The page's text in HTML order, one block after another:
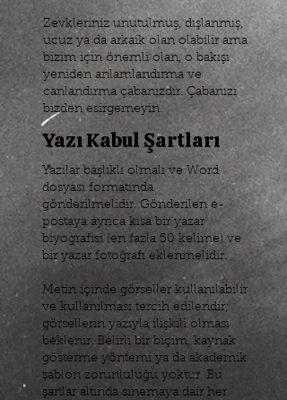
Zevkleriniz unutulmuş, dışlanmış,
ucuz ya da arkaik olan olabilir ama
bizim için önemli olan, o bakışı
yeniden anlamlandırma ve
canlandırma çabanızdır. Çabanızı
bizden esirgemeyin.
Yazı Kabul Şartları
Yazılar başlıklı olmalı ve Word
dosyası formatında
gönderilmelidir. Gönderilen e-
postaya ayrıca kısa bir yazar
biyografisi (en fazla 50 kelime) ve
bir yazar fotoğrafı eklenmelidir.
Metin içinde görseller kullanılabilir
ve kullanılması tercih edilendir;
görsellerin yazıyla ilişkili olması
beklenir. Belirli bir biçim, kaynak
gösterme yöntemi ya da akademik
şablon zorunluluğu yoktur. Bu
şartlar altında sinemaya dair her